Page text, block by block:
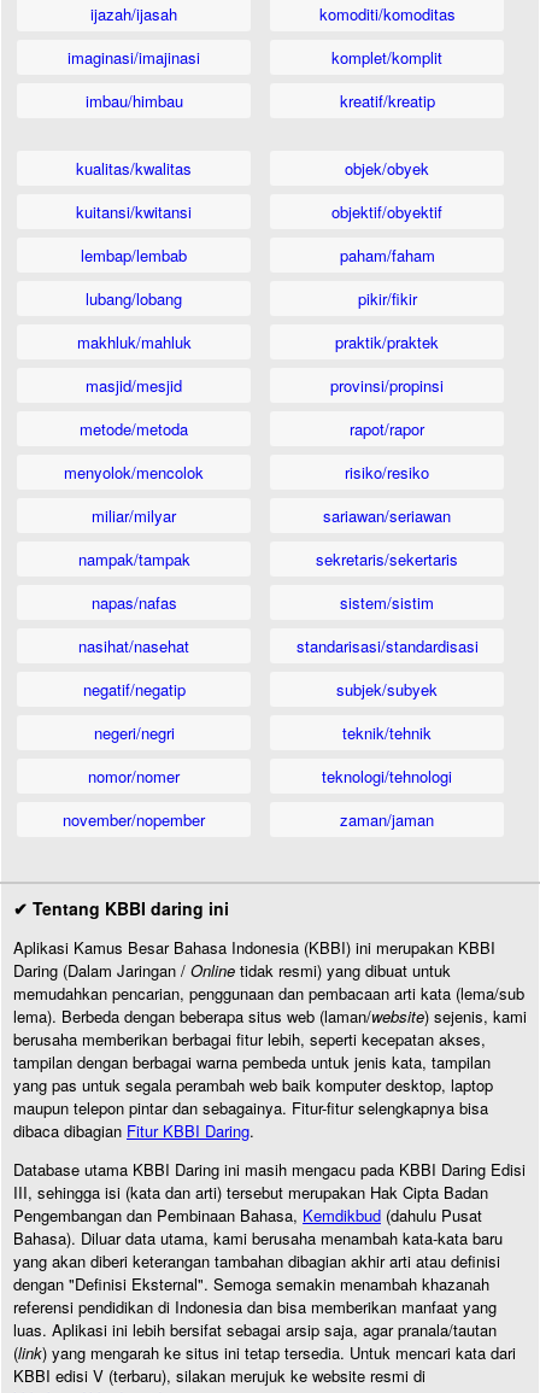
ijazah/ijasah
imaginasi/imajinasi
imbau/himbau
komoditi/komoditas
komplet/komplit
kreatif/kreatip
kualitas/kwalitas
kuitansi/kwitansi
lembap/lembab
lubang/lobang
makhluk/mahluk
masjid/mesjid
metode/metoda
menyolok/mencolok
miliar/milyar
nampak/tampak
napas/nafas
nasihat/nasehat
negatif/negatip
negeri/negri
nomor/nomer
november/nopember
objek/obyek
objektif/obyektif
paham/faham
pikir/fikir
praktik/praktek
provinsi/propinsi
rapot/rapor
risiko/resiko
sariawan/seriawan
sekretaris/sekertaris
sistem/sistim
standarisasi/standardisasi
subjek/subyek
teknik/tehnik
teknologi/tehnologi
zaman/jaman
✔ Tentang KBBI daring ini
Aplikasi Kamus Besar Bahasa Indonesia (KBBI) ini merupakan KBBI
Daring (Dalam Jaringan / Online tidak resmi) yang dibuat untuk
memudahkan pencarian, penggunaan dan pembacaan arti kata (lema/sub
lema). Berbeda dengan beberapa situs web (laman/website) sejenis, kami
berusaha memberikan berbagai fitur lebih, seperti kecepatan akses,
tampilan dengan berbagai warna pembeda untuk jenis kata, tampilan
yang pas untuk segala perambah web baik komputer desktop, laptop
maupun telepon pintar dan sebagainya. Fitur-fitur selengkapnya bisa
dibaca dibagian Fitur KBBI Daring.
Database utama KBBI Daring ini masih mengacu pada KBBI Daring Edisi
III, sehingga isi (kata dan arti) tersebut merupakan Hak Cipta Badan
Pengembangan dan Pembinaan Bahasa, Kemdikbud (dahulu Pusat
Bahasa). Diluar data utama, kami berusaha menambah kata-kata baru
yang akan diberi keterangan tambahan dibagian akhir arti atau definisi
dengan "Definisi Eksternal". Semoga semakin menambah khazanah
referensi pendidikan di Indonesia dan bisa memberikan manfaat yang
luas. Aplikasi ini lebih bersifat sebagai arsip saja, agar pranala/tautan
(link) yang mengarah ke situs ini tetap tersedia. Untuk mencari kata dari
KBBI edisi V (terbaru), silakan merujuk ke website resmi di